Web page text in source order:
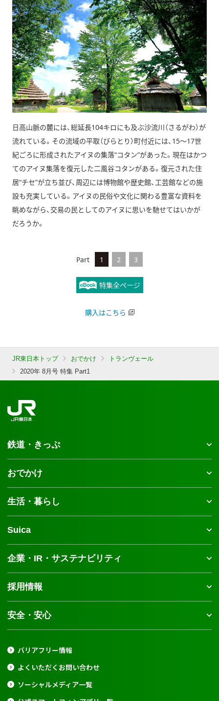
日高山脈の麓には、総延長104キロにも及ぶ沙流川（さるがわ）が
流れている。その流域の平取（びらとり）町付近には、15～17世
紀ごろに形成されたアイヌの集落“コタン”があった。現在はかつ
てのアイヌ集落を復元した二風谷コタンがある。復元された住
居“チセ”が立ち並び、周辺には博物館や歴史館、工芸館などの施
設も充実している。アイヌの民俗や文化に関わる豊富な資料を
眺めながら、交易の民としてのアイヌに思いを馳せてはいかが
だろうか。
Part 1 2 3
特集全ページ
購入はこちら
JR東日本トップ おでかけ
トランヴェール
2020年 8月号 特集 Part1
鉄道・きっぷ
おでかけ
生活・暮らし
Suica
企業・IR・サステナビリティ
採用情報
安全・安心
バリアフリー情報
よくいただくお問い合わせ
ソーシャルメディア一覧